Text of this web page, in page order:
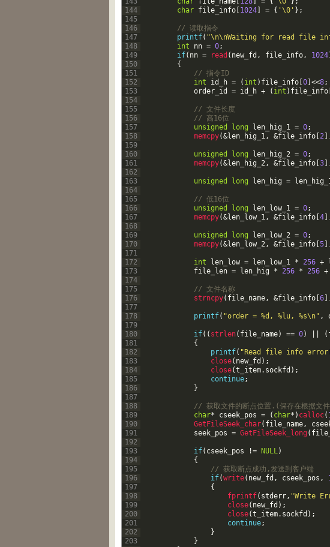
144
145
146
147
148
149
150
151
152
153
154
155
156
157
158
159
160
161
162
163
164
165
166
167
168
169
170
171
172
173
174
175
176
177
178
179
180
181
182
183
184
185
186
187
188
189
190
191
192
193
194
195
196
197
198
199
200
201
202
203
char file_info 1024 = { '\0' } ;
// 读取指令
printf( "\n\nWaiting for read file
int
nn = 0;
if( nn = read ( new_fd , file_info, 1024
{
// 指令ID
int
id_h = ( int ) file_info 0 <<8;
order_id
= id_h + ( int ) file_info
// 文件长度
// 高16位
unsigned
long len_hig_1 = 0;
memcpy(&len_hig_1, &file_info 2
unsigned long len_hig_2 = 0;
memcpy(&len_hig_2, &file_info 3
unsigned long len_hig =
// 低16位
unsigned
long len_low_1 = 0;
memcpy(&len_low_1, &file_info 4
unsigned long len_low_2 = 0;
memcpy(&len_low_2, &file_info 5
int len_low = len_low_1 * 256 +
file_len = len_hig * 256 * 256 +
// 文件名称
strncpy( file_name, &file_info 6
printf( "order = %d, %lu, %s\n" ,
if( ( strlen( file_name) == 0) (
{
printf( "Read file info
close( new_fd ) ;
close(t_item. sockfd ) ;
continue;
}
// 获取文件的断点位置.(保存在根据文
char* cseek_pos = ( char* ) calloc(
GetFileSeek_char( file_name,
seek_pos = GetFileSeek_long (
if( cseek_pos != NULL)
{
// 获取断点成功,发送到客户端
if(write( new_fd , cseek_pos ,
{
fprintf( stderr, "Write
close( new_fd ) ;
close(t_item. sockfd ) ;
continue;
}
}